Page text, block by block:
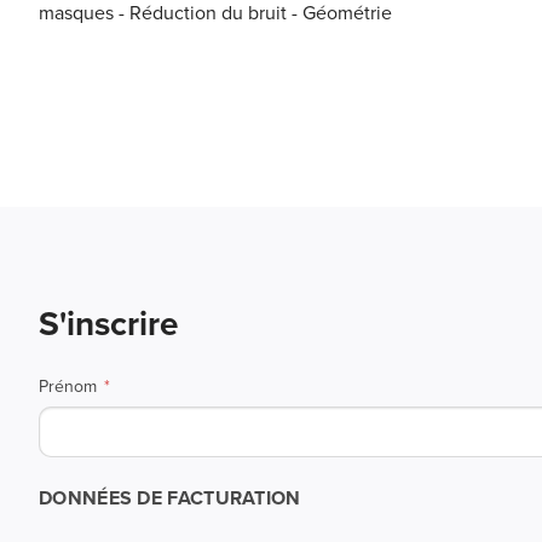
masques - Réduction du bruit - Géométrie
S'inscrire
Prénom
DONNÉES DE FACTURATION